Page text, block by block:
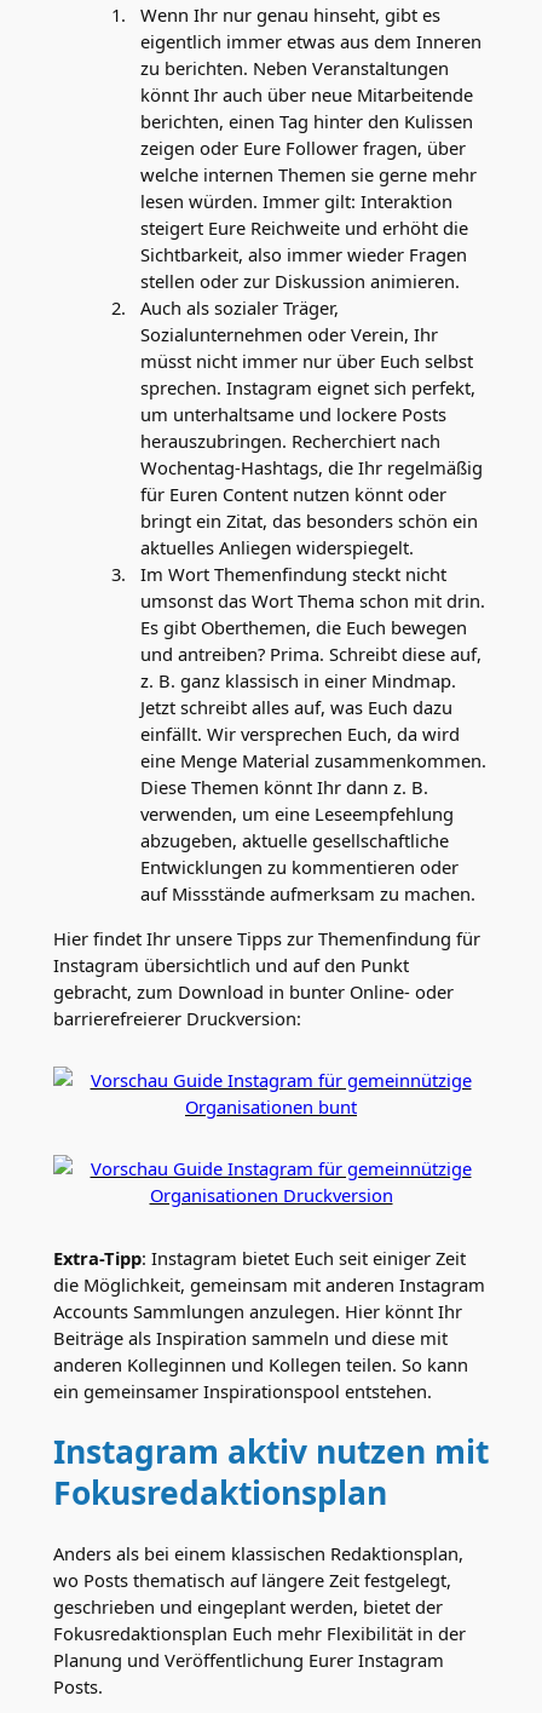
Wenn Ihr nur genau hinseht, gibt es
eigentlich immer etwas aus dem Inneren
zu berichten. Neben Veranstaltungen
könnt Ihr auch über neue Mitarbeitende
berichten, einen Tag hinter den Kulissen
zeigen oder Eure Follower fragen, über
welche internen Themen sie gerne mehr
lesen würden. Immer gilt: Interaktion
steigert Eure Reichweite und erhöht die
Sichtbarkeit, also immer wieder Fragen
stellen oder zur Diskussion animieren.
Auch als sozialer Träger,
Sozialunternehmen oder Verein, Ihr
müsst nicht immer nur über Euch selbst
sprechen. Instagram eignet sich perfekt,
um unterhaltsame und lockere Posts
herauszubringen. Recherchiert nach
Wochentag-Hashtags, die Ihr regelmäßig
für Euren Content nutzen könnt oder
bringt ein Zitat, das besonders schön ein
aktuelles Anliegen widerspiegelt.
Im Wort Themenfindung steckt nicht
umsonst das Wort Thema schon mit drin.
Es gibt Oberthemen, die Euch bewegen
und antreiben? Prima. Schreibt diese auf,
z. B. ganz klassisch in einer Mindmap.
Jetzt schreibt alles auf, was Euch dazu
einfällt. Wir versprechen Euch, da wird
eine Menge Material zusammenkommen.
Diese Themen könnt Ihr dann z. B.
verwenden, um eine Leseempfehlung
abzugeben, aktuelle gesellschaftliche
Entwicklungen zu kommentieren oder
auf Missstände aufmerksam zu machen.
Hier findet Ihr unsere Tipps zur Themenfindung für
Instagram übersichtlich und auf den Punkt
gebracht, zum Download in bunter Online- oder
barrierefreierer Druckversion:
Extra-Tipp: Instagram bietet Euch seit einiger Zeit
die Möglichkeit, gemeinsam mit anderen Instagram
Accounts Sammlungen anzulegen. Hier könnt Ihr
Beiträge als Inspiration sammeln und diese mit
anderen Kolleginnen und Kollegen teilen. So kann
ein gemeinsamer Inspirationspool entstehen.
Instagram aktiv nutzen mit
Fokusredaktionsplan
Anders als bei einem klassischen Redaktionsplan,
wo Posts thematisch auf längere Zeit festgelegt,
geschrieben und eingeplant werden, bietet der
Fokusredaktionsplan Euch mehr Flexibilität in der
Planung und Veröffentlichung Eurer Instagram
Posts.